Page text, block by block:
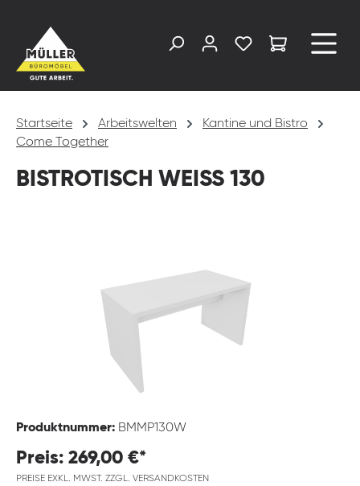
Startseite Arbeitswelten
Kantine und Bistro
Come Together
BISTROTISCH WEISS 130
Produktnummer: BMMP130W
Preis: 269,00 €*
PREISE EXKL. MWST. ZZGL. VERSANDKOSTEN